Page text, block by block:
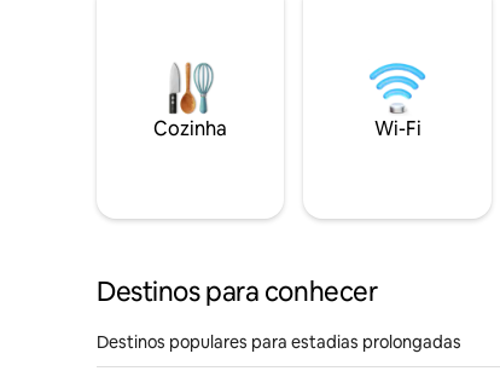
Cozinha Wi-Fi
Destinos para conhecer
Destinos populares para estadias prolongadas